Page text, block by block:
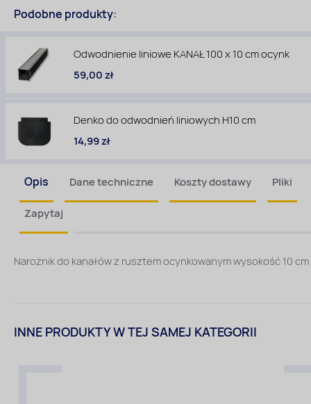
Podobne produkty:
Odwodnienie liniowe KANAŁ 100 x 10 cm ocynk
59,00 zł
Denko do odwodnień liniowych H10 cm
14,99 zł
Opis Dane techniczne Koszty dostawy Pliki
Zapytaj
Narożnik do kanałów z rusztem ocynkowanym wysokość 10 cm
INNE PRODUKTY W TEJ SAMEJ KATEGORII